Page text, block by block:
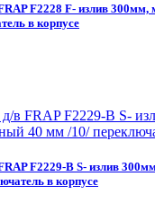
F2228 F- излив
в корпусе
F2229-В S- излив
в корпусе